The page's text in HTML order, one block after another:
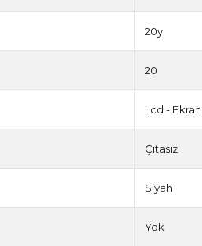
20y
20
Lcd - Ekran
Çıtasız
Siyah
Yok